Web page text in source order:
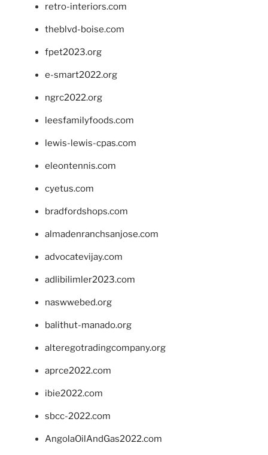
retro-interiors.com
theblvd-boise.com
fpet2023.org
e-smart2022.org
ngrc2022.org
leesfamilyfoods.com
lewis-lewis-cpas.com
eleontennis.com
cyetus.com
bradfordshops.com
almadenranchsanjose.com
advocatevijay.com
adlibilimler2023.com
naswwebed.org
balithut-manado.org
alteregotradingcompany.org
aprce2022.com
ibie2022.com
sbcc-2022.com
AngolaOilAndGas2022.com